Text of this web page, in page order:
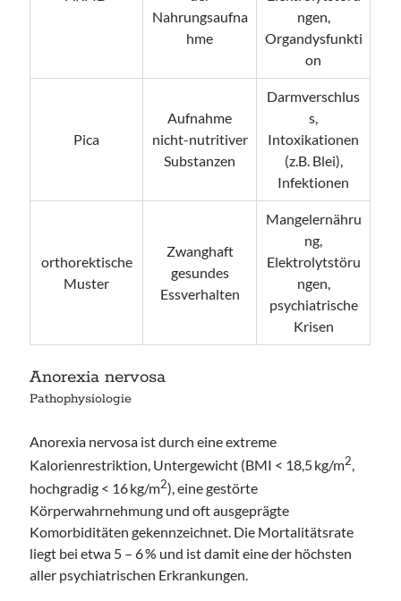
Nahrungsaufna
hme
ngen,
Organdysfunkti
on
Pica
Aufnahme
nicht-nutritiver
Substanzen
Darmverschlus
s,
Intoxikationen
(z.B. Blei),
Infektionen
orthorektische
Muster
Zwanghaft
gesundes
Essverhalten
Mangelernähru
ng,
Elektrolytstöru
ngen,
psychiatrische
Krisen
Anorexia nervosa
Pathophysiologie
Anorexia nervosa ist durch eine extreme
Kalorienrestriktion, Untergewicht (BMI < 18,5 kg/m2,
hochgradig < 16 kg/m2), eine gestörte
Körperwahrnehmung und oft ausgeprägte
Komorbiditäten gekennzeichnet. Die Mortalitätsrate
liegt bei etwa 5 – 6 % und ist damit eine der höchsten
aller psychiatrischen Erkrankungen.